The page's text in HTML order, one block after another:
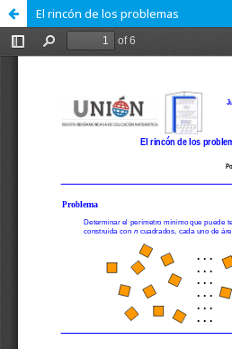
El rincón de los problemas